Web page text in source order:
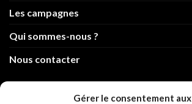
Gérer le consentement aux
Les campagnes
Qui sommes-nous ?
Nous contacter
info@code-animal.com